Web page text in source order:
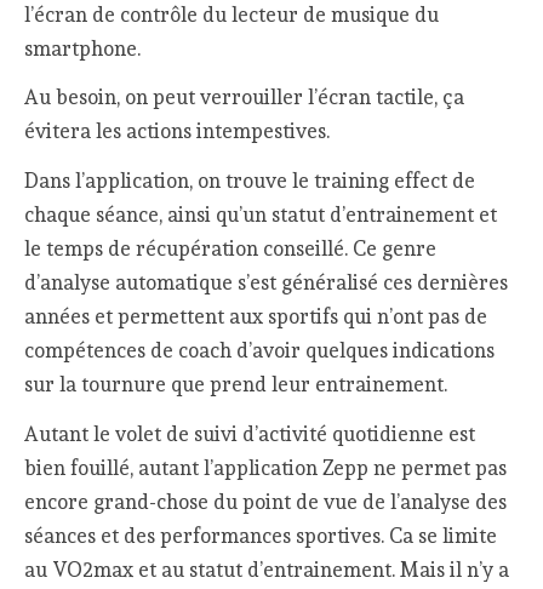
l’écran de contrôle du lecteur de musique du
smartphone.
Au besoin, on peut verrouiller l’écran tactile, ça
évitera les actions intempestives.
Dans l’application, on trouve le training effect de
chaque séance, ainsi qu’un statut d’entrainement et
le temps de récupération conseillé. Ce genre
d’analyse automatique s’est généralisé ces dernières
années et permettent aux sportifs qui n’ont pas de
compétences de coach d’avoir quelques indications
sur la tournure que prend leur entrainement.
Autant le volet de suivi d’activité quotidienne est
bien fouillé, autant l’application Zepp ne permet pas
encore grand-chose du point de vue de l’analyse des
séances et des performances sportives. Ca se limite
au VO2max et au statut d’entrainement. Mais il n’y a